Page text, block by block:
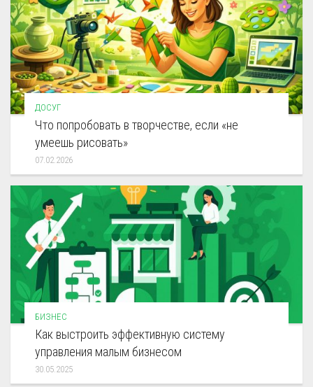
ДОСУГ
Что попробовать в творчестве, если «не
умеешь рисовать»
07.02.2026
БИЗНЕС
Как выстроить эффективную систему
управления малым бизнесом
30.05.2025